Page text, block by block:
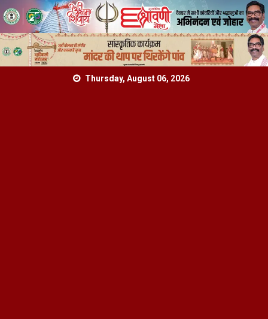
Thursday, August 06, 2026